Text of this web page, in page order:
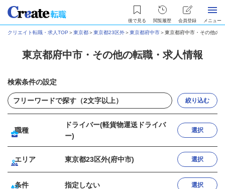
後で見る 閲覧履歴 会員登録 メニュー
クリエイト転職・求人TOP ＞東京都＞東京都23区外＞東京都府中市＞東京都府中市・その他の
東京都府中市・その他の転職・求人情報
検索条件の設定
絞り込む
職種
ドライバー(軽貨物運送ドライバ
ー)
選択
エリア 東京都23区外(府中市) 選択
条件 指定しない 選択